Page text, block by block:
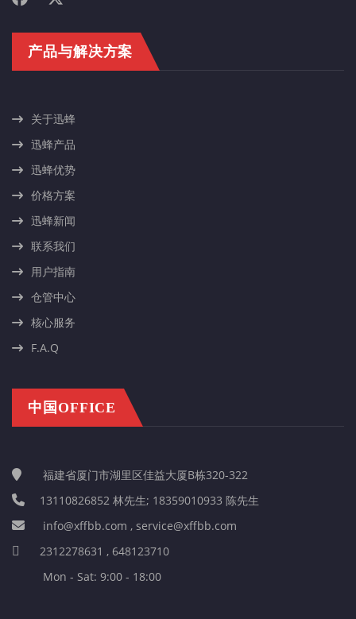
产品与解决方案
关于迅蜂
迅蜂产品
迅蜂优势
价格方案
迅蜂新闻
联系我们
用户指南
仓管中心
核心服务
F.A.Q
中国OFFICE
福建省厦门市湖里区佳益大厦B栋320-322
13110826852 林先生; 18359010933 陈先生
info@xffbb.com , service@xffbb.com
2312278631 , 648123710
Mon - Sat: 9:00 - 18:00